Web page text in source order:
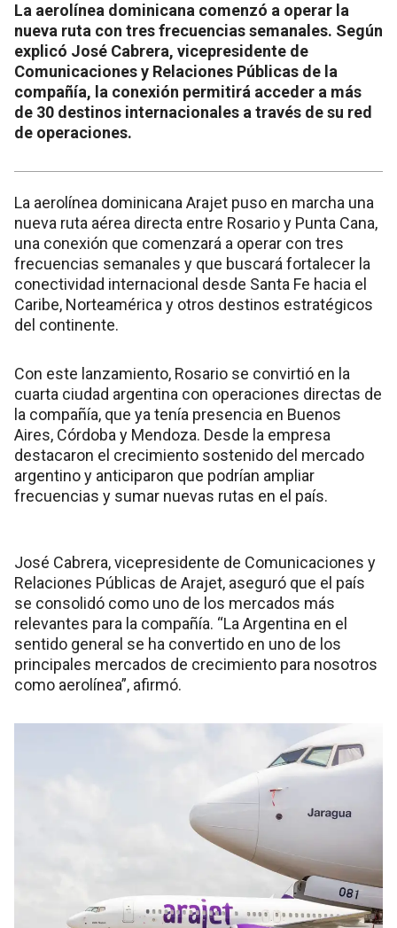
La aerolínea dominicana comenzó a operar la
nueva ruta con tres frecuencias semanales. Según
explicó José Cabrera, vicepresidente de
Comunicaciones y Relaciones Públicas de la
compañía, la conexión permitirá acceder a más
de 30 destinos internacionales a través de su red
de operaciones.
La aerolínea dominicana Arajet puso en marcha una
nueva ruta aérea directa entre Rosario y Punta Cana,
una conexión que comenzará a operar con tres
frecuencias semanales y que buscará fortalecer la
conectividad internacional desde Santa Fe hacia el
Caribe, Norteamérica y otros destinos estratégicos
del continente.
Con este lanzamiento, Rosario se convirtió en la
cuarta ciudad argentina con operaciones directas de
la compañía, que ya tenía presencia en Buenos
Aires, Córdoba y Mendoza. Desde la empresa
destacaron el crecimiento sostenido del mercado
argentino y anticiparon que podrían ampliar
frecuencias y sumar nuevas rutas en el país.
José Cabrera, vicepresidente de Comunicaciones y
Relaciones Públicas de Arajet, aseguró que el país
se consolidó como uno de los mercados más
relevantes para la compañía. “La Argentina en el
sentido general se ha convertido en uno de los
principales mercados de crecimiento para nosotros
como aerolínea”, afirmó.